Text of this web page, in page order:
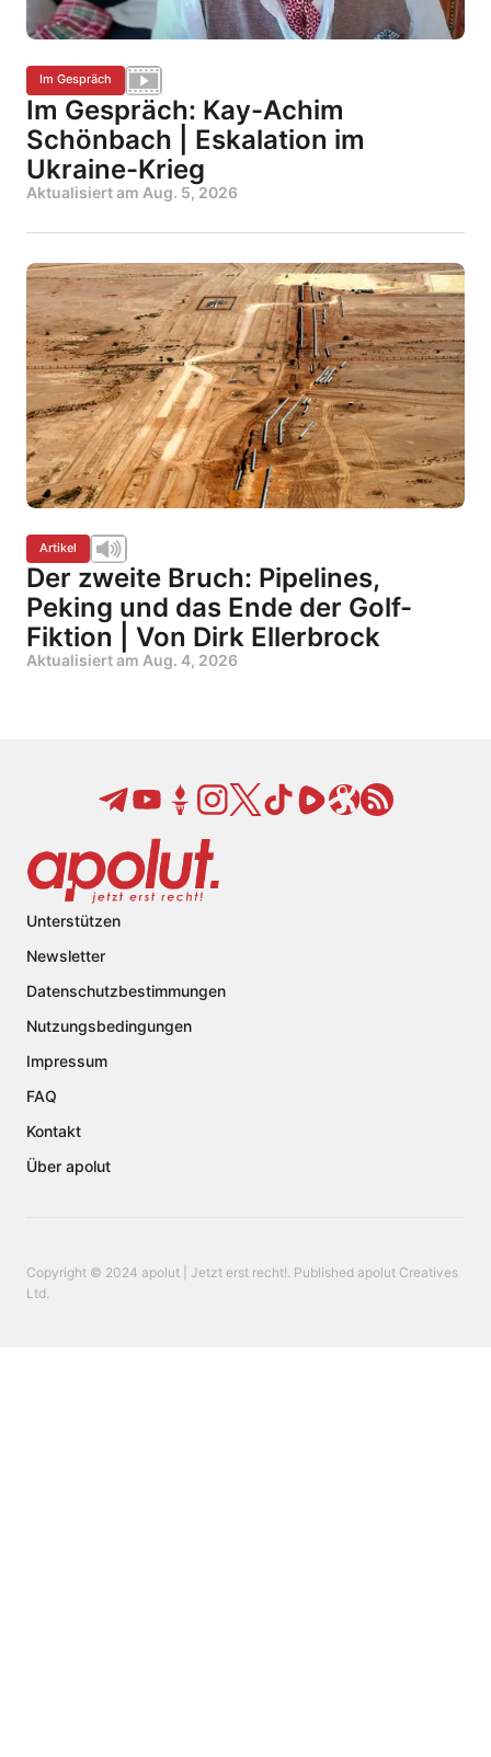
Im Gespräch
Im Gespräch: Kay-Achim
Schönbach | Eskalation im
Ukraine-Krieg
Aktualisiert am Aug. 5, 2026
Artikel
Der zweite Bruch: Pipelines,
Peking und das Ende der Golf-
Fiktion | Von Dirk Ellerbrock
Aktualisiert am Aug. 4, 2026
Unterstützen
Newsletter
Datenschutzbestimmungen
Nutzungsbedingungen
Impressum
FAQ
Kontakt
Über apolut
Copyright © 2024 apolut | Jetzt erst recht!. Published apolut Creatives
Ltd.